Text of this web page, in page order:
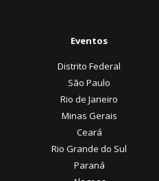
Eventos
Distrito Federal
São Paulo
Rio de Janeiro
Minas Gerais
Ceará
Rio Grande do Sul
Paraná